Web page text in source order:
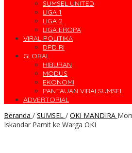
SUMSEL UNITED
LIGA 1
LIGA 2
LIGA EROPA
VIRAL POLITIKA
DPD RI
GLOBAL
HIBURAN
MODUS
EKONOMI
PANTAUAN VIRALSUMSEL
ADVERTORIAL
Beranda / SUMSEL / OKI MANDIRA
Iskandar Pamit ke Warga OKI